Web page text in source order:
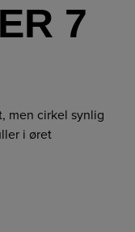
7
men cirkel synlig
i øret